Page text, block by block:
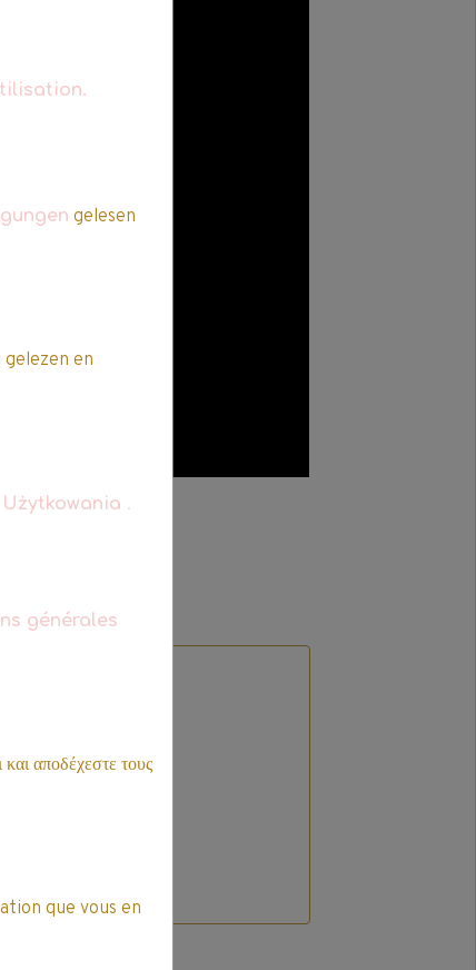
gelesen
en
.
générales
αποδέχεστε τους
que vous en